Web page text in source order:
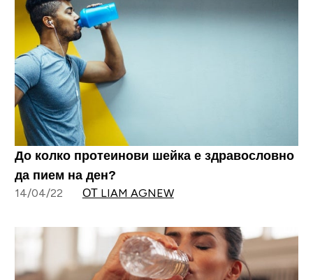
До колко протеинови шейка е здравословно
да пием на ден?
14/04/22 ОТ LIAM AGNEW